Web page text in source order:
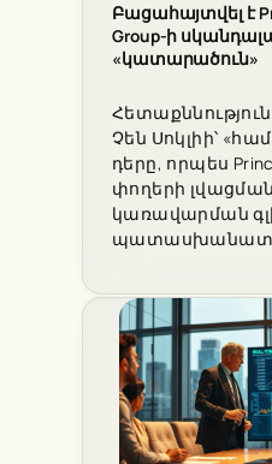
Բացահայտվել է
Group-ի
«կատարածուն»
Չեն Սոկլիի՝
դերը, որպես
փողերի
կառավարման